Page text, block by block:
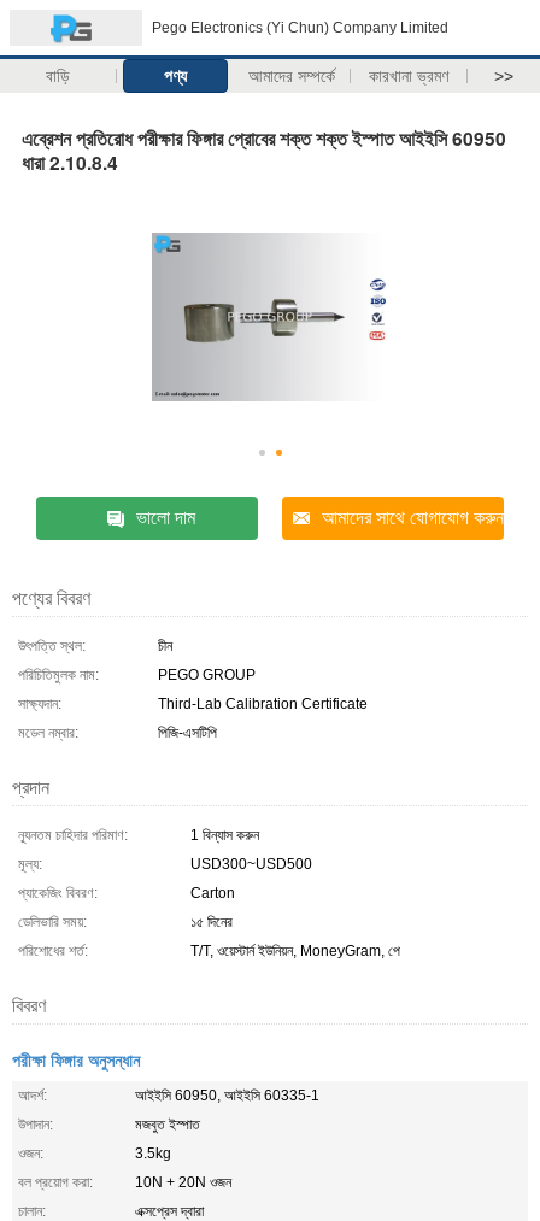
Pego Electronics (Yi Chun) Company Limited
বাড়ি পণ্য আমাদের সম্পর্কে কারখানা ভ্রমণ >>
এব্রেশন প্রতিরোধ পরীক্ষার ফিঙ্গার প্রোবের শক্ত শক্ত ইস্পাত আইইসি 60950
ধারা 2.10.8.4
ভালো দাম আমাদের সাথে যোগাযোগ করুন
পণ্যের বিবরণ
উৎপত্তি স্থল:
চীন
পরিচিতিমুলক নাম:
PEGO GROUP
সাক্ষ্যদান:
Third-Lab Calibration Certificate
মডেল নম্বার:
পিজি-এসটিপি
প্রদান
ন্যূনতম চাহিদার পরিমাণ:
1 বিন্যাস করুন
মূল্য:
USD300~USD500
প্যাকেজিং বিবরণ:
Carton
ডেলিভারি সময়:
১৫ দিনের
পরিশোধের শর্ত:
T/T, ওয়েস্টার্ন ইউনিয়ন, MoneyGram, পে
বিবরণ
পরীক্ষা ফিঙ্গার অনুসন্ধান
আদর্শ:
আইইসি 60950, আইইসি 60335-1
উপাদান:
মজবুত ইস্পাত
ওজন:
3.5kg
বল প্রয়োগ করা:
10N + 20N ওজন
চালান:
এক্সপ্রেস দ্বারা